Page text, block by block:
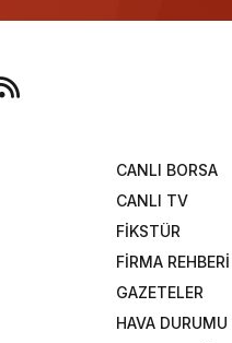
CANLI BORSA
CANLI TV
FİKSTÜR
FİRMA REHBERİ
GAZETELER
HAVA DURUMU